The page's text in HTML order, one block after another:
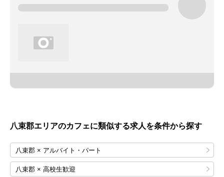
八束郡エリアのカフェに類似する求人を条件から探す
八束郡 × アルバイト・パート
八束郡 × 高校生歓迎